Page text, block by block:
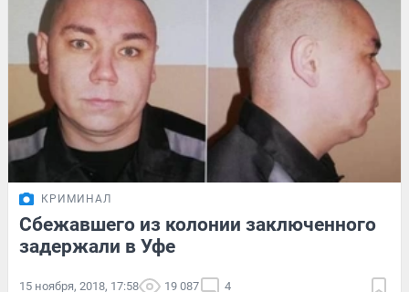
КРИМИНАЛ
Сбежавшего из колонии заключенного
задержали в Уфе
15 ноября, 2018, 17:58 19 087 4